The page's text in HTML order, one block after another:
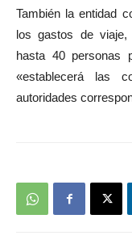
También la entidad
los gastos de viaje,
hasta 40 personas
«establecerá las
autoridades